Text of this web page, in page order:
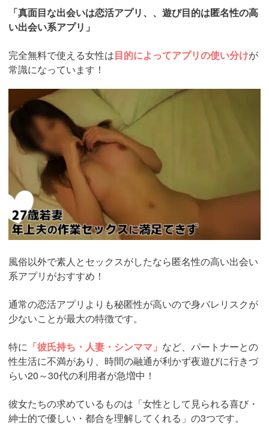
「真面目な出会いは恋活アプリ、、遊び目的は匿名性の高
い出会い系アプリ」
完全無料で使える女性は目的によってアプリの使い分けが
常識になっています！
https://pcmax.jp/lp/?
ad_id=rm307152
風俗以外で素人とセックスがしたなら匿名性の高い出会い
系アプリがおすすめ！
通常の恋活アプリよりも秘匿性が高いので身バレリスクが
少ないことが最大の特徴です。
特に 「彼氏持ち・人妻・シンママ」 など、パートナーとの
性生活に不満があり、時間の融通が利かず夜遊びに行きづ
らい20～30代の利用者が急増中！
彼女たちの求めているものは「女性として見られる喜び・
紳士的で優しい・都合を理解してくれる」の3つです。